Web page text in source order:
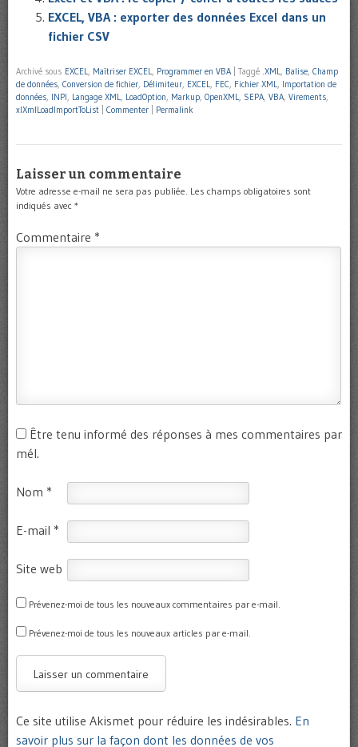
EXCEL, VBA : exporter des données Excel dans un
fichier CSV
Archivé sous EXCEL Maîtriser EXCEL Programmer en VBA Taggé .XML Balise Champ
de données Conversion de fichier Délimiteur EXCEL FEC Fichier XML
Importation de
données INPI Langage XML LoadOption Markup OpenXML SEPA VBA Virements
xlXmlLoadImportToList
Commenter Permalink
Laisser un commentaire
Votre adresse e-mail ne sera pas publiée. Les champs obligatoires sont
indiqués avec *
Commentaire *
Être tenu informé des réponses à mes commentaires par
mél.
Nom *
E-mail *
Site web
Prévenez-moi de tous les nouveaux commentaires par e-mail.
Prévenez-moi de tous les nouveaux articles par e-mail.
Ce site utilise Akismet pour réduire les indésirables. En
savoir plus sur la façon dont les données de vos